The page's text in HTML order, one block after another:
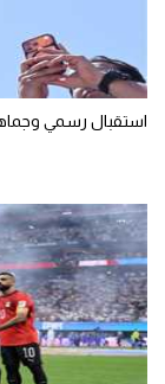
تحليل في الجول
حكايات في الجول
كويز في الجول
استقبال رسمي